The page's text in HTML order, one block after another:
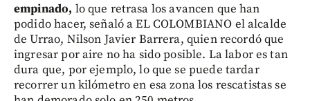
empinado, lo que retrasa los avancen que han
podido hacer, señaló a EL COLOMBIANO el alcalde
de Urrao, Nilson Javier Barrera, quien recordó que
ingresar por aire no ha sido posible. La labor es tan
dura que, por ejemplo, lo que se puede tardar
recorrer un kilómetro en esa zona los rescatistas se